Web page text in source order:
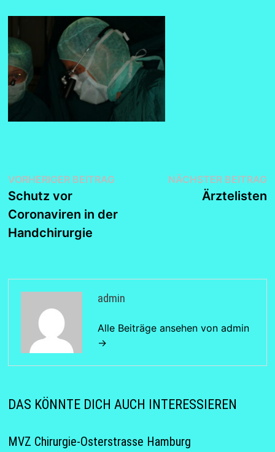
Beitragsnavigation
VORHERIGER BEITRAGVorheriger
Schutz vor
Coronaviren in der
Handchirurgie
NÄCHSTER BEITRAG
Ärztelisten
admin
Alle Beiträge ansehen von admin
→
DAS KÖNNTE DICH AUCH INTERESSIEREN
MVZ Chirurgie-Osterstrasse Hamburg